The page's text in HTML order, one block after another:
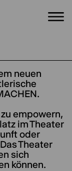
neuen
empowern,
im Theater
oder
Theater
sich
können.